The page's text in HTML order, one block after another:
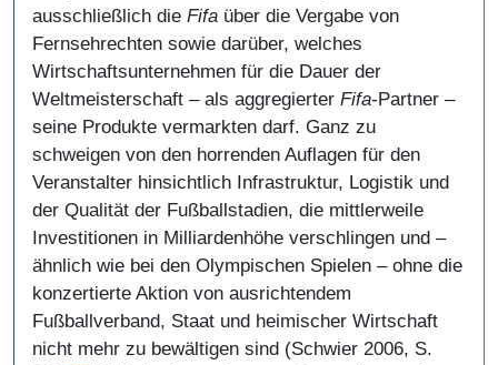
ausschließlich die Fifa über die Vergabe von
Fernsehrechten sowie darüber, welches
Wirtschaftsunternehmen für die Dauer der
Weltmeisterschaft – als aggregierter Fifa-Partner –
seine Produkte vermarkten darf. Ganz zu
schweigen von den horrenden Auflagen für den
Veranstalter hinsichtlich Infrastruktur, Logistik und
der Qualität der Fußballstadien, die mittlerweile
Investitionen in Milliardenhöhe verschlingen und –
ähnlich wie bei den Olympischen Spielen – ohne die
konzertierte Aktion von ausrichtendem
Fußballverband, Staat und heimischer Wirtschaft
nicht mehr zu bewältigen sind (Schwier 2006, S.